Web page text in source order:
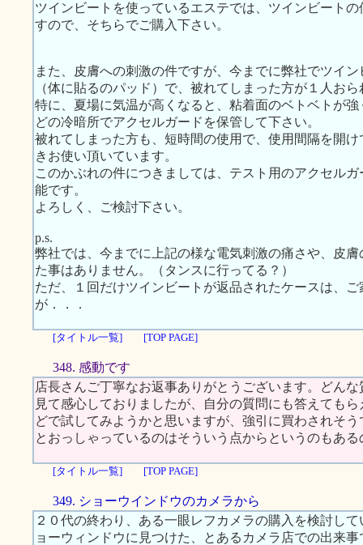
ツインビートを使っているエステでは、ツインビート
すので、そちらでご購入下さい。
また、皮膚への刺激の件ですが、今までに弊社でツイ
（体に貼るのパッド）で、被れてしまった方が１人お
特に、夏場に気温が高くなると、粘着面のベトベトが
どの冷暗所でアクセルガードを保管して下さい。
被れてしまった方も、短時間の使用で、使用間隔を開
きお使い頂いています。
このかぶれの件につきましては、テスト用のアクセル
能です。
よろしく、ご検討下さい。
p.s.
弊社では、今までに上記の様な電気刺激の痛さや、皮
た事はありません。（タンスに行ってる？）
ただ、１回だけツインビートが返品されたケースは、
が．．．
[タイトル一覧] [TOP PAGE]
348. 感動です
店長さんご丁寧なお返事ありがとうございます。どん
見て感心しておりましたが、自分の質問にも答えても
どで試してみようかと思いますが、強引に買わされそ
とおっしゃっているのはそういう点からというのもあ
[タイトル一覧] [TOP PAGE]
349. ショーウインドウのカメラから
２０代の終わり、ある一眼レフカメラの購入を検討し
ョーウィンドウに見つけた、とあるカメラ店での出来事